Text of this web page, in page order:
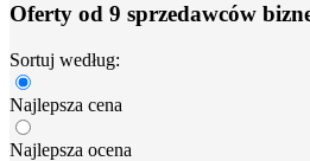
Oferty od 9 sprzedawców
Sortuj według:
Najlepsza cena
Najlepsza ocena